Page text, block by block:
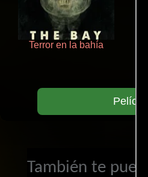
Terror en la bahía
También te